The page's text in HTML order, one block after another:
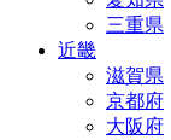
三重県
近畿
滋賀県
京都府
大阪府